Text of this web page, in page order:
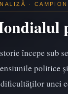
·
începe sub
politice
dificultăților unei